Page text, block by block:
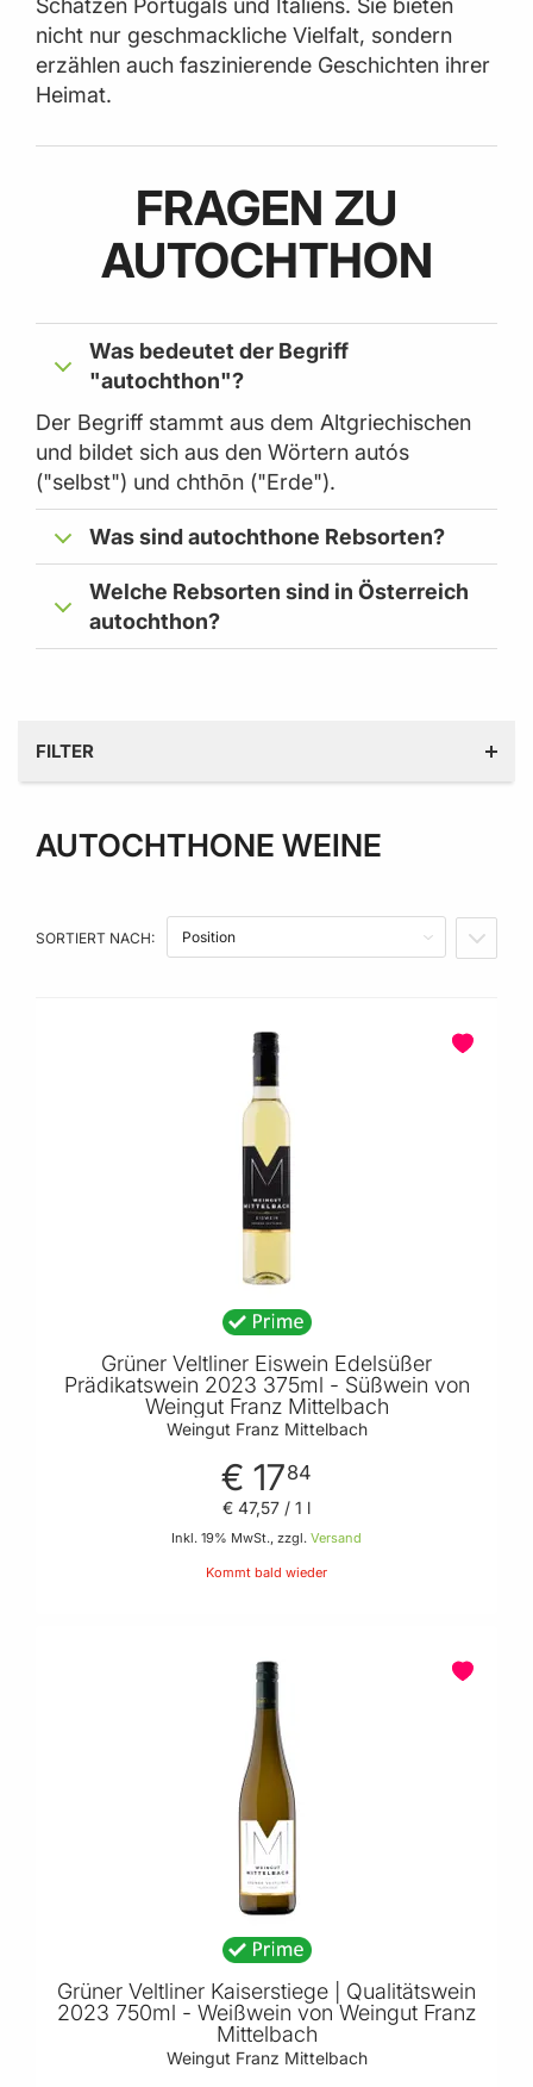
Schätzen Portugals und Italiens. Sie bieten
nicht nur geschmackliche Vielfalt, sondern
erzählen auch faszinierende Geschichten ihrer
Heimat.
FRAGEN ZU
AUTOCHTHON
Was bedeutet der Begriff
"autochthon"?
Der Begriff stammt aus dem Altgriechischen
und bildet sich aus den Wörtern autós
("selbst") und chthōn ("Erde").
Was sind autochthone Rebsorten?
Welche Rebsorten sind in Österreich
autochthon?
FILTER
ALKOHOLGEHALT IN % VOL.
PRODUZENT LAND
PRODUKTEIGENSCHAFT
AUTOCHTHONE WEINE
SORTIERT NACH: IN
Grüner Veltliner Eiswein Edelsüßer
Prädikatswein 2023 375ml - Süßwein von
Weingut Franz Mittelbach
Weingut Franz Mittelbach
€ 1784
Inkl. 19% MwSt., zzgl. Versand
€ 47,57 / 1 l
Kommt bald wieder
Grüner Veltliner Kaiserstiege | Qualitätswein
2023 750ml - Weißwein von Weingut Franz
Mittelbach
Weingut Franz Mittelbach